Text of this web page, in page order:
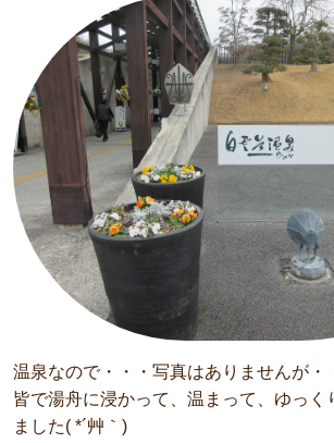
温泉なので・・・写真はありませんが・
皆で湯舟に浸かって、温まって、ゆっく
ました( *´艸｀)